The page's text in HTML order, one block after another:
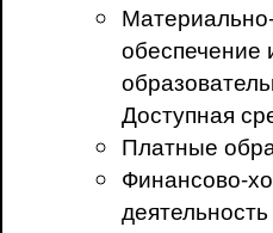
обеспечение
Доступная
Платные
Финансово-
деятельность